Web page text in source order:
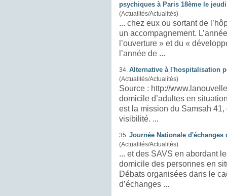
psychiques à Paris 18ème le
(Actualités/Actualités)
... chez eux ou sortant de
un accompagnement.
l’ouverture » et du «
l’année de ...
34. Alternative à l'hospitalisation
(Actualités/Actualités)
domicile d’adultes en situation de handicap ou cérébro-lésés, telle
est la mission du Samsah 41, qui souffre d’un manque de
visibilité. ...
35. Journée Nationale d'échanges
(Actualités/Actualités)
... et des SAVS en abordant
domicile des personnes en situation
Débats organisées dans le
d’échanges ...